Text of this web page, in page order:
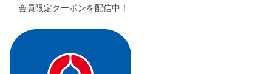
会員限定クーポンを配信中！